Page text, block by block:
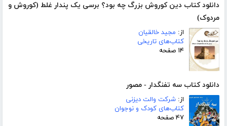
دانلود کتاب دین کوروش بزرگ چه بود؟ برسی یک پندار غلط (کوروش و
مردوک)
از: مجید خالقیان
کتاب‌های تاریخی
۱۴ صفحه
دانلود کتاب سه تفنگدار - مصور
از: شرکت والت دیزنی
کتاب‌های کودک و نوجوان
۴۷ صفحه